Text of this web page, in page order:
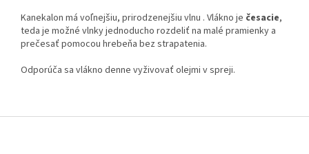
Kanekalon má voľnejšiu, prirodzenejšiu vlnu . Vlákno je česacie,
teda je možné vlnky jednoducho rozdeliť na malé pramienky a
prečesať pomocou hrebeňa bez strapatenia.
Odporúča sa vlákno denne vyživovať olejmi v spreji.